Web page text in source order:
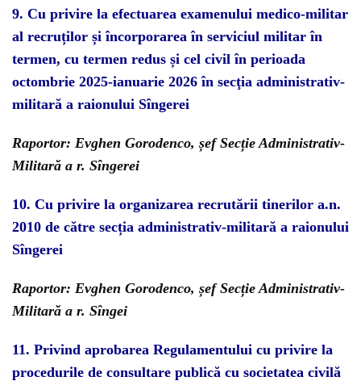
9. Cu privire la efectuarea examenului medico-militar
al recruților și încorporarea în serviciul militar în
termen, cu termen redus și cel civil în perioada
octombrie 2025-ianuarie 2026 în secţia administrativ-
militară a raionului Sîngerei
Raportor: Evghen Gorodenco, șef Secție Administrativ-
Militară a r. Sîngerei
10. Cu privire la organizarea recrutării tinerilor a.n.
2010 de către secția administrativ-militară a raionului
Sîngerei
Raportor: Evghen Gorodenco, șef Secție Administrativ-
Militară a r. Sîngei
11. Privind aprobarea Regulamentului cu privire la
procedurile de consultare publică cu societatea civilă